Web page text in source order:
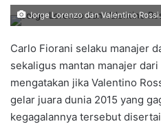
Jorge Lorenzo dan Valentino
Carlo Fiorani selaku manajer
sekaligus mantan manajer
mengatakan jika Valentino
gelar juara dunia 2015 yang
kegagalannya tersebut